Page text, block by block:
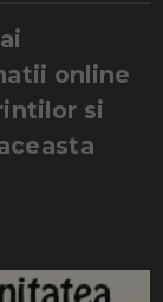
online
si